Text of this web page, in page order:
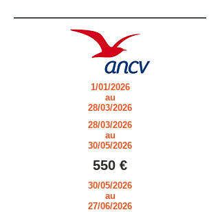
1/01/2026
au
28/03/2026
28/03/2026
au
30/05/2026
550 €
30/05/2026
au
27/06/2026